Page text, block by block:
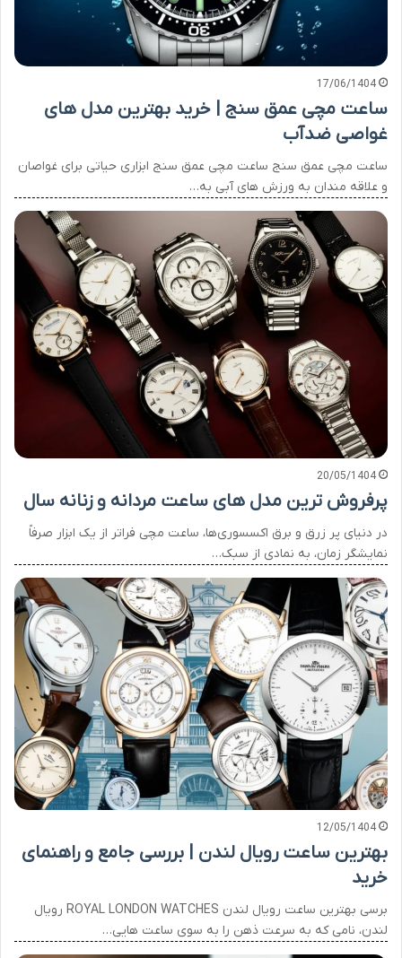
17/06/1404
ساعت مچی عمق سنج | خرید بهترین مدل های
غواصی ضدآب
ساعت مچی عمق سنج ساعت مچی عمق سنج ابزاری حیاتی برای غواصان
و علاقه مندان به ورزش های آبی به…
20/05/1404
پرفروش ترین مدل های ساعت مردانه و زنانه سال
در دنیای پر زرق و برق اکسسوری‌ها، ساعت مچی فراتر از یک ابزار صرفاً
نمایشگر زمان، به نمادی از سبک…
12/05/1404
بهترین ساعت رویال لندن | بررسی جامع و راهنمای
خرید
برسی بهترین ساعت رویال لندن ROYAL LONDON WATCHES رویال
لندن، نامی که به سرعت ذهن را به سوی ساعت هایی…